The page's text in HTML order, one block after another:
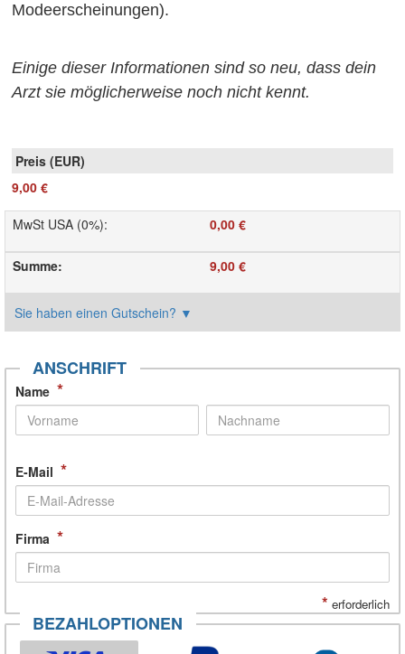
Modeerscheinungen).
Einige dieser Informationen sind so neu, dass dein
Arzt sie möglicherweise noch nicht kennt.
9,00 €
MwSt USA (0%): 0,00 €
Summe: 9,00 €
Sie haben einen Gutschein? ▼
ANSCHRIFT
Name *
E-Mail *
Firma *
* erforderlich
BEZAHLOPTIONEN